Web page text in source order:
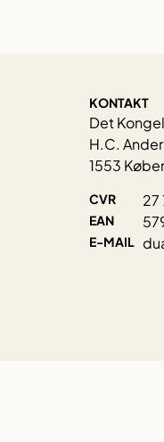
KONTAKT
Det
H.C.
1553
CVR 27
EAN
E-MAIL